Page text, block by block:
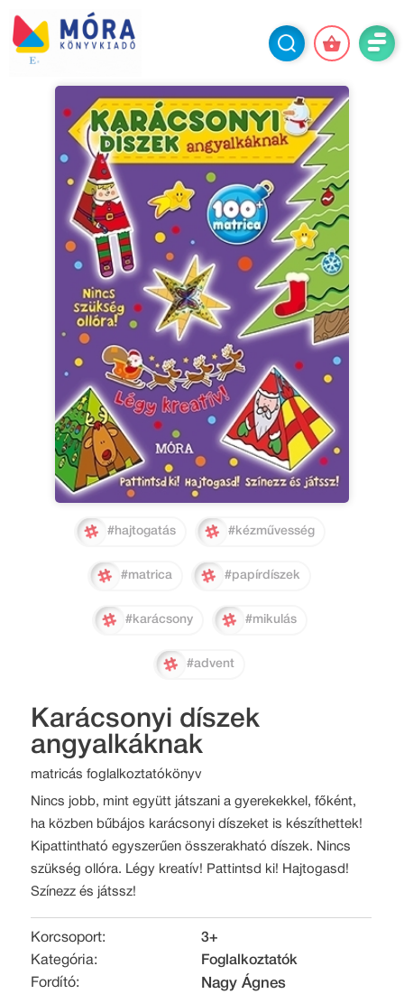
#hajtogatás #kézművesség
#matrica #papírdíszek
#karácsony #mikulás
#advent
Karácsonyi díszek
angyalkáknak
matricás foglalkoztatókönyv
Nincs jobb, mint együtt játszani a gyerekekkel, főként,
ha közben bűbájos karácsonyi díszeket is készíthettek!
Kipattintható egyszerűen összerakható díszek. Nincs
szükség ollóra. Légy kreatív! Pattintsd ki! Hajtogasd!
Színezz és játssz!
Korcsoport:
3+
Kategória:
Foglalkoztatók
Fordító:
Nagy Ágnes